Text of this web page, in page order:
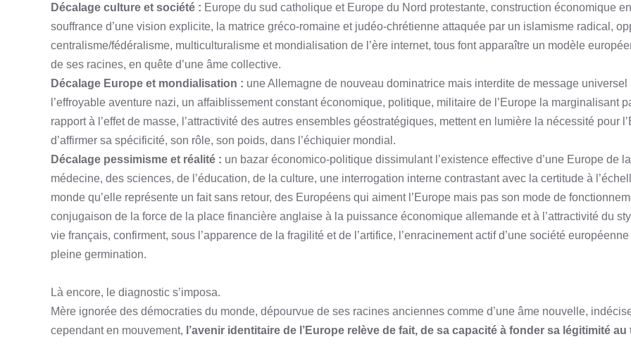
Décalage culture et société : Europe du sud catholique et Europe du Nord protestante, construction économique en
souffrance d’une vision explicite, la matrice gréco-romaine et judéo-chrétienne attaquée par un islamisme radical,
centralisme/fédéralisme, multiculturalisme et mondialisation de l’ère internet, tous font apparaître un modèle
de ses racines, en quête d’une âme collective.
Décalage Europe et mondialisation : une Allemagne de nouveau dominatrice mais interdite de message universel
l’effroyable aventure nazi, un affaiblissement constant économique, politique, militaire de l’Europe la marginalisant
rapport à l’effet de masse, l’attractivité des autres ensembles géostratégiques, mettent en lumière la nécessité pour
d’affirmer sa spécificité, son rôle, son poids, dans l’échiquier mondial.
Décalage pessimisme et réalité : un bazar économico-politique dissimulant l’existence effective d’une Europe de la
médecine, des sciences, de l’éducation, de la culture, une interrogation interne contrastant avec la certitude à
monde qu’elle représente un fait sans retour, des Européens qui aiment l’Europe mais pas son mode de
conjugaison de la force de la place financière anglaise à la puissance économique allemande et à l’attractivité du
vie français, confirment, sous l’apparence de la fragilité et de l’artifice, l’enracinement actif d’une société européenne
pleine germination.
Là encore, le diagnostic s’imposa.
Mère ignorée des démocraties du monde, dépourvue de ses racines anciennes comme d’une âme nouvelle,
cependant en mouvement, l’avenir identitaire de l’Europe relève de fait, de sa capacité à fonder sa légitimité au